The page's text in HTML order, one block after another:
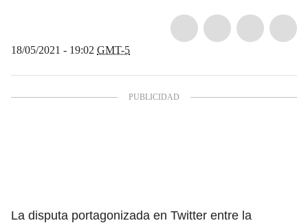
18/05/2021 - 19:02 GMT-5
La disputa portagonizada en Twitter entre la